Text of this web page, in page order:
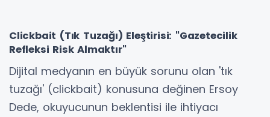
​Clickbait (Tık Tuzağı) Eleştirisi: "Gazetecilik
Refleksi Risk Almaktır"
​Dijital medyanın en büyük sorunu olan 'tık
tuzağı' (clickbait) konusuna değinen Ersoy
Dede, okuyucunun beklentisi ile ihtiyacı